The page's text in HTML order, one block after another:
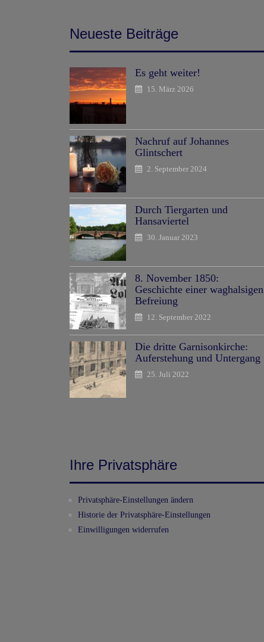
Neueste Beiträge
Es geht weiter!
15. März 2026
Nachruf auf Johannes
Glintschert
2. September 2024
Durch Tiergarten und
Hansaviertel
30. Januar 2023
8. November 1850:
Geschichte einer waghalsigen
Befreiung
12. September 2022
Die dritte Garnisonkirche:
Auferstehung und Untergang
25. Juli 2022
Ihre Privatsphäre
Privatsphäre-Einstellungen ändern
Historie der Privatsphäre-Einstellungen
Einwilligungen widerrufen